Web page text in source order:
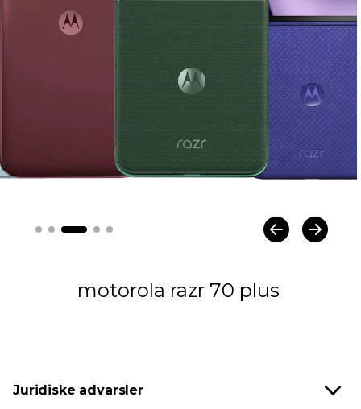
motorola razr 70 plus
Juridiske advarsler